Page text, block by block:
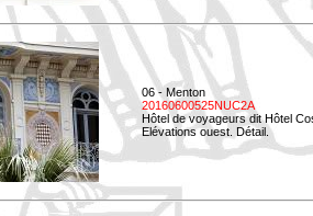
06 - Menton
20160600525NUC2A
Hôtel de voyageurs dit Hôtel
Elévations ouest. Détail.